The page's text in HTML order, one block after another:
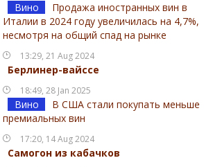
Вино
Продажа иностранных вин в
Италии в 2024 году увеличилась на 4,7%,
несмотря на общий спад на рынке
13:29, 21 Aug 2024
Берлинер-вайссе
18:49, 28 Jan 2025
Вино
В США стали покупать меньше
премиальных вин
17:20, 14 Aug 2024
Самогон из кабачков